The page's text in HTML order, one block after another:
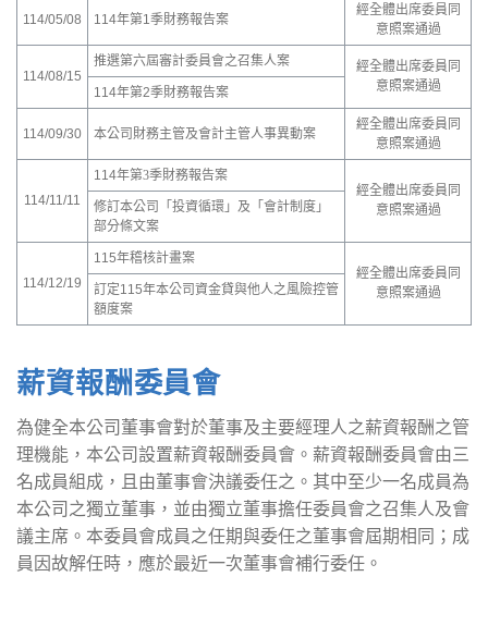
114/05/08 114年第1季財務報告案
經全體出席委員同
意照案通過
114/08/15
推選第六屆審計委員會之召集人案
經全體出席委員同
意照案通過
114年第2季財務報告案
114/09/30 本公司財務主管及會計主管人事異動案
經全體出席委員同
意照案通過
114/11/11
114年第3季財務報告案
經全體出席委員同
意照案通過
修訂本公司「投資循環」及「會計制度」
部分條文案
114/12/19
115年稽核計畫案
經全體出席委員同
意照案通過
訂定115年本公司資金貸與他人之風險控管
額度案
薪資報酬委員會
為健全本公司董事會對於董事及主要經理人之薪資報酬之管
理機能，本公司設置薪資報酬委員會。薪資報酬委員會由三
名成員組成，且由董事會決議委任之。其中至少一名成員為
本公司之獨立董事，並由獨立董事擔任委員會之召集人及會
議主席。本委員會成員之任期與委任之董事會屆期相同；成
員因故解任時，應於最近一次董事會補行委任。